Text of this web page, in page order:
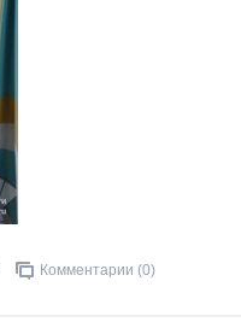
Комментарии (0)